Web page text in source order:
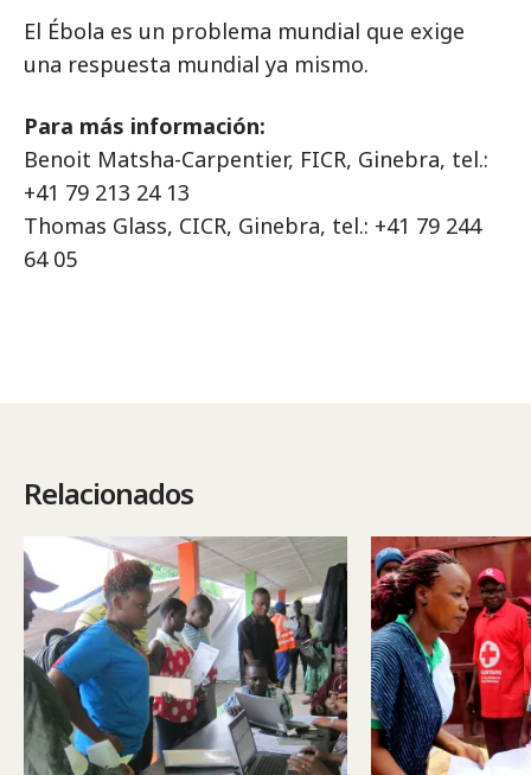
El Ébola es un problema mundial que exige
una respuesta mundial ya mismo.
Para más información:
Benoit Matsha-Carpentier, FICR, Ginebra, tel.:
+41 79 213 24 13
Thomas Glass, CICR, Ginebra, tel.: +41 79 244
64 05
Relacionados